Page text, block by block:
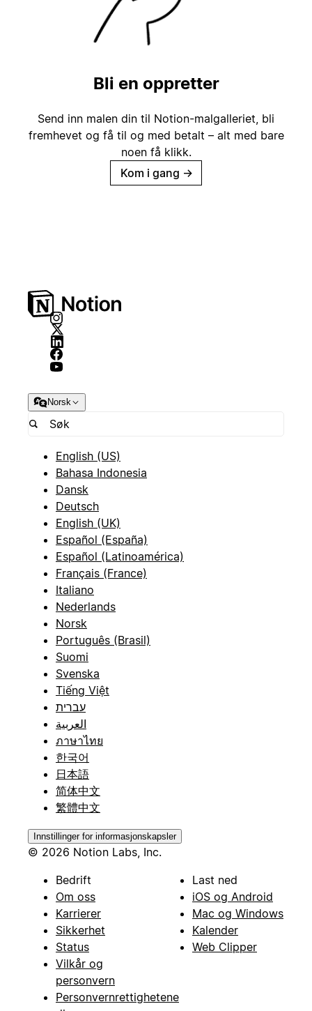
Bli en oppretter
Send inn malen din til Notion-malgalleriet, bli
fremhevet og få til og med betalt – alt med bare
noen få klikk.
Kom i gang →
Norsk
English (US)
Bahasa Indonesia
Dansk
Deutsch
English (UK)
Español (España)
Español (Latinoamérica)
Français (France)
Italiano
Nederlands
Norsk
Português (Brasil)
Suomi
Svenska
Tiếng Việt
עברית
العربية
ภาษาไทย
한국어
日本語
简体中文
繁體中文
Innstillinger for informasjonskapsler
© 2026 Notion Labs, Inc.
Bedrift
Om oss
Karrierer
Sikkerhet
Status
Vilkår og
personvern
Personvernrettighetene
Last ned
iOS og Android
Mac og Windows
Kalender
Web Clipper